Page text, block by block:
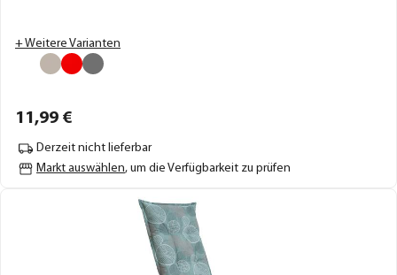
+ Weitere Varianten
11,99 €
Derzeit nicht lieferbar
Markt auswählen, um die Verfügbarkeit zu prüfen